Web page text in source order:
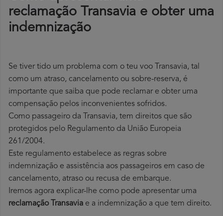
reclamação Transavia e obter uma
indemnização
Se tiver tido um problema com o teu voo Transavia, tal
como um atraso, cancelamento ou sobre-reserva, é
importante que saiba que pode reclamar e obter uma
compensação pelos inconvenientes sofridos.
Como passageiro da Transavia, tem direitos que são
protegidos pelo Regulamento da União Europeia
261/2004.
Este regulamento estabelece as regras sobre
indemnização e assistência aos passageiros em caso de
cancelamento, atraso ou recusa de embarque.
Iremos agora explicar-lhe como pode apresentar uma
reclamação Transavia e a indemnização a que tem direito.